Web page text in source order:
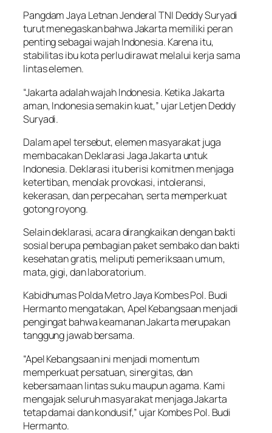
Pangdam Jaya Letnan Jenderal TNI Deddy Suryadi
turut menegaskan bahwa Jakarta memiliki peran
penting sebagai wajah Indonesia. Karena itu,
stabilitas ibu kota perlu dirawat melalui kerja sama
lintas elemen.
“Jakarta adalah wajah Indonesia. Ketika Jakarta
aman, Indonesia semakin kuat,” ujar Letjen Deddy
Suryadi.
Dalam apel tersebut, elemen masyarakat juga
membacakan Deklarasi Jaga Jakarta untuk
Indonesia. Deklarasi itu berisi komitmen menjaga
ketertiban, menolak provokasi, intoleransi,
kekerasan, dan perpecahan, serta memperkuat
gotong royong.
Selain deklarasi, acara dirangkaikan dengan bakti
sosial berupa pembagian paket sembako dan bakti
kesehatan gratis, meliputi pemeriksaan umum,
mata, gigi, dan laboratorium.
Kabidhumas Polda Metro Jaya Kombes Pol. Budi
Hermanto mengatakan, Apel Kebangsaan menjadi
pengingat bahwa keamanan Jakarta merupakan
tanggung jawab bersama.
“Apel Kebangsaan ini menjadi momentum
memperkuat persatuan, sinergitas, dan
kebersamaan lintas suku maupun agama. Kami
mengajak seluruh masyarakat menjaga Jakarta
tetap damai dan kondusif,” ujar Kombes Pol. Budi
Hermanto.